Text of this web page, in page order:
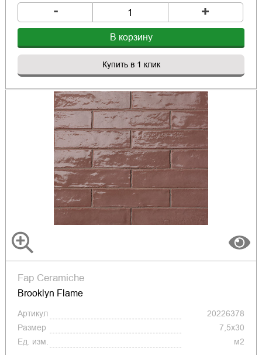
- +
В корзину
Купить в 1 клик
Fap Ceramiche
Brooklyn Flame
Артикул
20226378
Размер
7,5x30
Ед. изм.
м2